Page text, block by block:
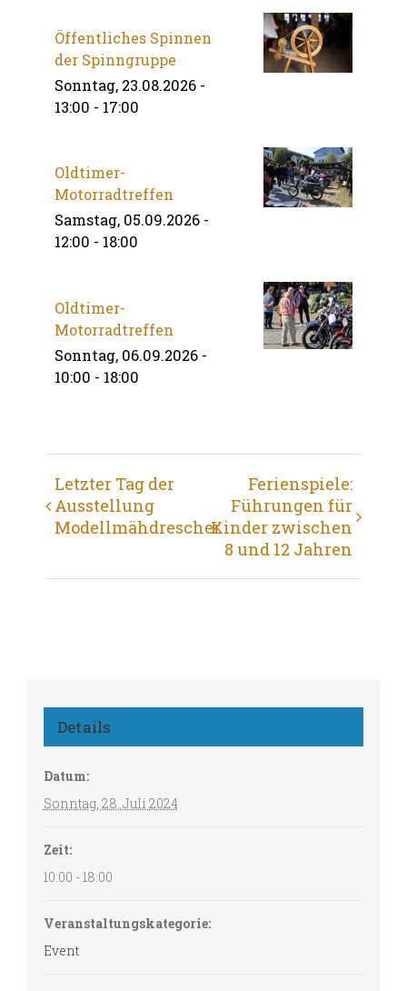
Öffentliches Spinnen
der Spinngruppe
Sonntag, 23.08.2026 -
13:00 - 17:00
Oldtimer-
Motorradtreffen
Samstag, 05.09.2026 -
12:00 - 18:00
Oldtimer-
Motorradtreffen
Sonntag, 06.09.2026 -
10:00 - 18:00
Veranstaltung
Navigation
Letzter Tag der
Ausstellung
Modellmähdrescher
Ferienspiele:
Führungen für
Kinder zwischen
8 und 12 Jahren
Details
Datum:
Sonntag, 28. Juli 2024
Zeit:
10:00 - 18:00
Veranstaltungskategorie:
Event